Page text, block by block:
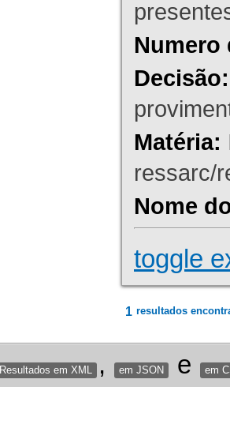
Numero
Decisão:
Matéria:
ressarc/
Nome
toggle
1 resultados
Resultados em XML , em JSON e em